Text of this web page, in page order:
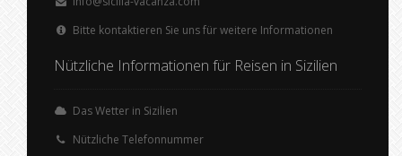
Bitte kontaktieren Sie uns für weitere Informationen
Nützliche Informationen für Reisen in Sizilien
Das Wetter in Sizilien
Nützliche Telefonnummer